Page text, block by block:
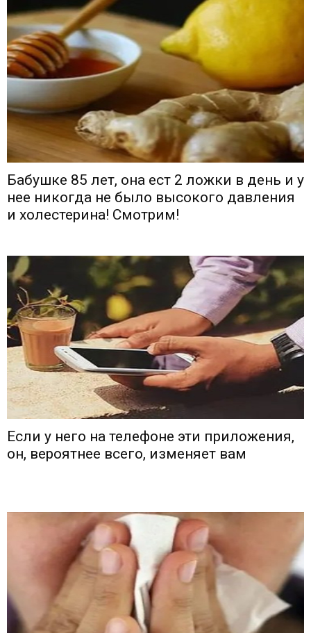
Бабушке 85 лет, она ест 2 ложки в день и у
нее никогда не было высокого давления
и холестерина! Смотрим!
Если у него на телефоне эти приложения,
он, вероятнее всего, изменяет вам